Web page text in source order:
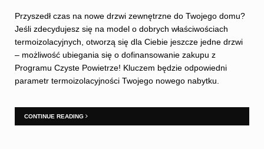
Przyszedł czas na nowe drzwi zewnętrzne do Twojego domu?
Jeśli zdecydujesz się na model o dobrych właściwościach
termoizolacyjnych, otworzą się dla Ciebie jeszcze jedne drzwi
– możliwość ubiegania się o dofinansowanie zakupu z
Programu Czyste Powietrze! Kluczem będzie odpowiedni
parametr termoizolacyjności Twojego nowego nabytku.
CONTINUE READING